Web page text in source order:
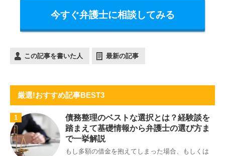
今すぐ弁護士に相談してみる
この記事を書いた人 最新の記事
厳選!おすすめ記事BEST3
1
債務整理のベストな選択とは？経験談を
踏まえて基礎情報から弁護士の選び方ま
で一挙解説
もし多額の借金を抱えてしまった場合、もしくは